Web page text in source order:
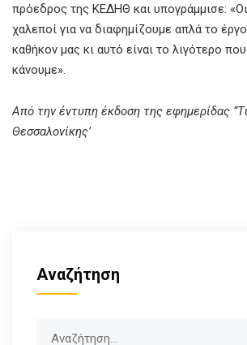
πρόεδρος της ΚΕΔΗΘ και υπογράμμισε: «Οι
χαλεποί για να διαφημίζουμε απλά το
καθήκον μας κι αυτό είναι το λιγότερο
κάνουμε».
Από την έντυπη έκδοση της εφημερίδας
Θεσσαλονίκης’
Αναζήτηση